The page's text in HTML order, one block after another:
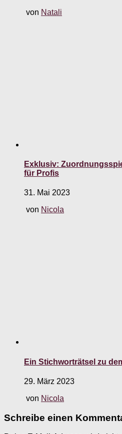
von Natali
Exklusiv:
für Profis
31. Mai 2023
von Nicola
Ein Stichworträtsel zu
29. März 2023
von Nicola
Schreibe einen